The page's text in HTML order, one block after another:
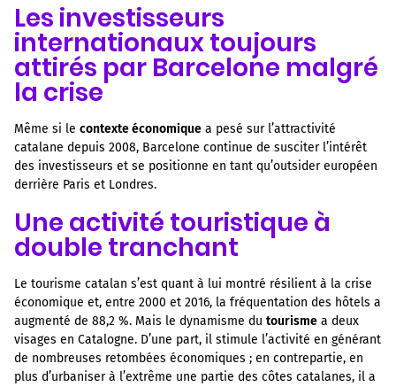
Les investisseurs
internationaux toujours
attirés par Barcelone malgré
la crise
Même si le contexte économique a pesé sur l’attractivité
catalane depuis 2008, Barcelone continue de susciter l’intérêt
des investisseurs et se positionne en tant qu’outsider européen
derrière Paris et Londres.
Une activité touristique à
double tranchant
Le tourisme catalan s’est quant à lui montré résilient à la crise
économique et, entre 2000 et 2016, la fréquentation des hôtels a
augmenté de 88,2 %. Mais le dynamisme du tourisme a deux
visages en Catalogne. D’une part, il stimule l’activité en générant
de nombreuses retombées économiques ; en contrepartie, en
plus d’urbaniser à l’extrême une partie des côtes catalanes, il a